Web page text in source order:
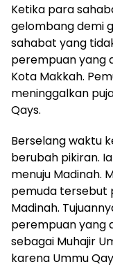
Ketika para
gelombang demi
sahabat yang
perempuan yang
Kota Makkah.
meninggalkan
Qays.
Berselang waktu
berubah pikiran.
menuju Madinah.
pemuda tersebut
Madinah.
perempuan yang
sebagai Muhajir
karena Ummu